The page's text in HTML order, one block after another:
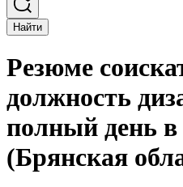
Найти
Резюме
должность
полный день
(Брянская